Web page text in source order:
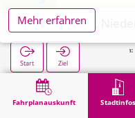
Fahrplanauskunft Stadtinfos
Start Ziel
Stadtinfos
Mehr erfahren